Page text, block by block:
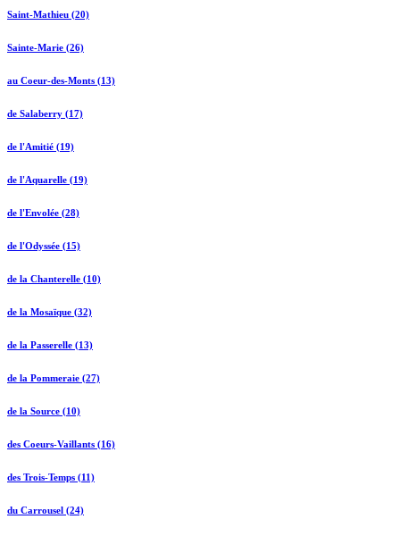
Saint-Mathieu (20)
Sainte-Marie (26)
au Coeur-des-Monts (13)
de Salaberry (17)
de l'Amitié (19)
de l'Aquarelle (19)
de l'Envolée (28)
de l'Odyssée (15)
de la Chanterelle (10)
de la Mosaïque (32)
de la Passerelle (13)
de la Pommeraie (27)
de la Source (10)
des Coeurs-Vaillants (16)
des Trois-Temps (11)
du Carrousel (24)